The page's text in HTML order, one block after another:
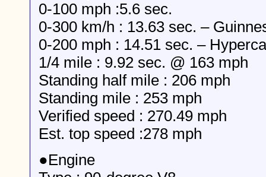
0-100 mph :5.6 sec.
0-300 km/h : 13.63 sec. –
0-200 mph : 14.51 sec. –
1/4 mile : 9.92 sec. @ 163 mph
Standing half mile : 206 mph
Standing mile : 253 mph
Verified speed : 270.49 mph
Est. top speed :278 mph
●Engine